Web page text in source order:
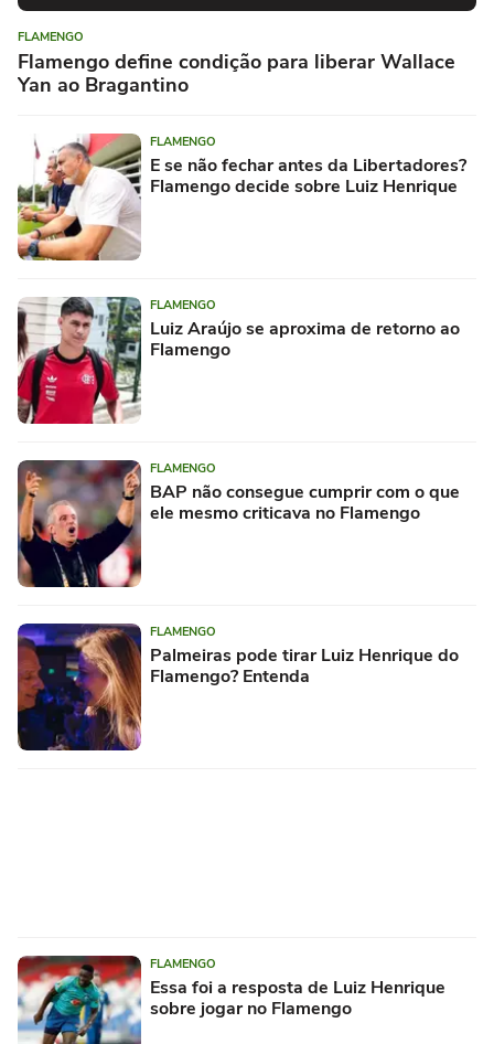
FLAMENGO
Flamengo define condição para liberar Wallace
Yan ao Bragantino
FLAMENGO
E se não fechar antes da Libertadores?
Flamengo decide sobre Luiz Henrique
FLAMENGO
Luiz Araújo se aproxima de retorno ao
Flamengo
FLAMENGO
BAP não consegue cumprir com o que
ele mesmo criticava no Flamengo
FLAMENGO
Palmeiras pode tirar Luiz Henrique do
Flamengo? Entenda
FLAMENGO
Essa foi a resposta de Luiz Henrique
sobre jogar no Flamengo